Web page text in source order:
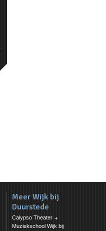
Meer Wijk bij
Duurstede
Calypso Theater
Muziekschool Wijk bij